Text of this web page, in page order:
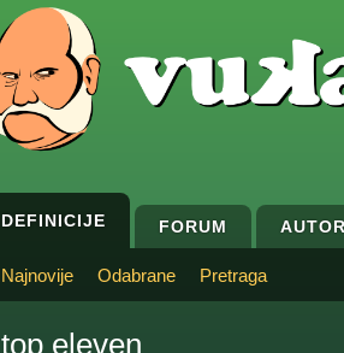
DEFINICIJE FORUM
Najnovije Odabrane Pretraga
top eleven